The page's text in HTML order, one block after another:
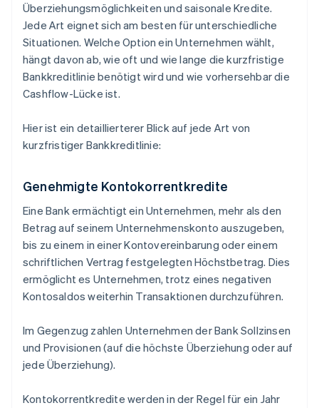
Überziehungsmöglichkeiten und saisonale Kredite.
Jede Art eignet sich am besten für unterschiedliche
Situationen. Welche Option ein Unternehmen wählt,
hängt davon ab, wie oft und wie lange die kurzfristige
Bankkreditlinie benötigt wird und wie vorhersehbar die
Cashflow-Lücke ist.
Hier ist ein detaillierterer Blick auf jede Art von
kurzfristiger Bankkreditlinie:
Genehmigte Kontokorrentkredite
Eine Bank ermächtigt ein Unternehmen, mehr als den
Betrag auf seinem Unternehmenskonto auszugeben,
bis zu einem in einer Kontovereinbarung oder einem
schriftlichen Vertrag festgelegten Höchstbetrag. Dies
ermöglicht es Unternehmen, trotz eines negativen
Kontosaldos weiterhin Transaktionen durchzuführen.
Im Gegenzug zahlen Unternehmen der Bank Sollzinsen
und Provisionen (auf die höchste Überziehung oder auf
jede Überziehung).
Kontokorrentkredite werden in der Regel für ein Jahr